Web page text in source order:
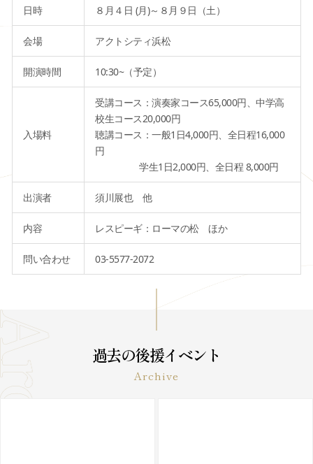
日時 ８月４日 (月)～８月９日（土）
会場 アクトシティ浜松
開演時間 10:30~（予定）
入場料
受講コース：演奏家コース65,000円、中学高
校生コース20,000円
聴講コース：一般1日4,000円、全日程16,000
円
学生1日2,000円、全日程 8,000円
出演者 須川展也 他
内容 レスピーギ：ローマの松 ほか
問い合わせ 03-5577-2072
過去の後援イベント
Archive